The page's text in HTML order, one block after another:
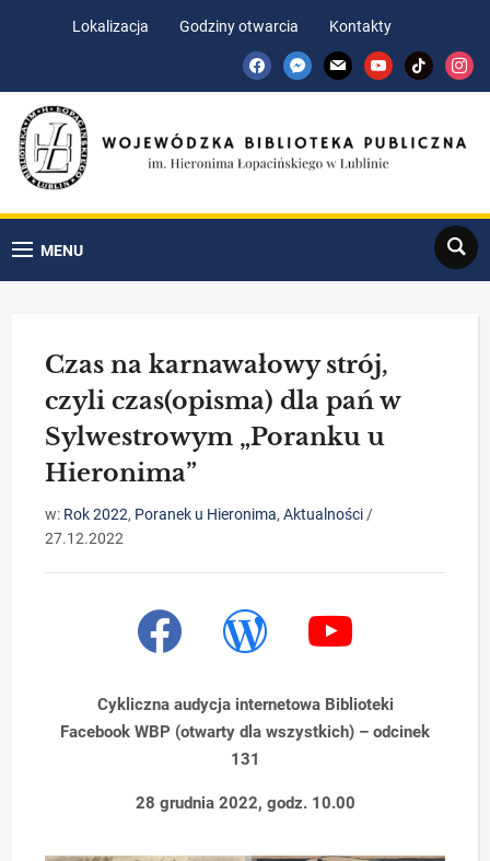
Lokalizacja Godziny otwarcia
Kontakty
facebookmessenger
mail youtubetiktok
MENU
Search
Czas na karnawałowy strój,
czyli czas(opisma) dla pań w
Sylwestrowym „Poranku u
Hieronima”
w: Rok 2022, Poranek u Hieronima,Aktualności /
27.12.2022
Cykliczna audycja internetowa Biblioteki
Facebook WBP (otwarty dla wszystkich) – odcinek
131
28 grudnia 2022, godz. 10.00